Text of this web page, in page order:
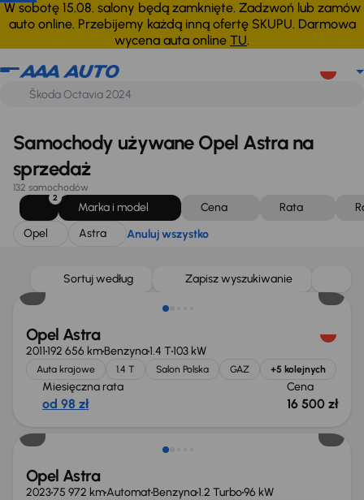
W sobotę 15.08. salony będą zamknięte. Zadzwoń lub zamów
auto online. Przebijemy każdą inną ofertę SKUPU. Darmowa
wycena auta online TU.
Opel Astra Anuluj wszystko
Samochody używane Opel Astra na
sprzedaż
132 samochodów
2
Marka i model Cena Rata
Opel
Astra Anuluj wszystko
Sortuj według Zapisz wyszukiwanie
Opel Astra
2011192 656 kmBenzyna1.4 T103 kW
Auta krajowe 1.4 T Salon Polska GAZ +5 kolejnych
Miesięczna rata
od 98 zł
Cena
16 500 zł
Świeżo skupione
Opel Astra
202375 972 kmAutomatBenzyna1.2 Turbo96 kW